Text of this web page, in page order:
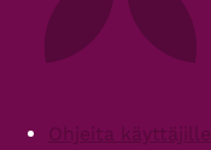
FooterOhjeita käyttäjille